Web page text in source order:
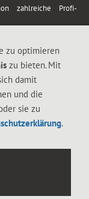
zahlreiche Profi-
sich faszinieren von
Sequenzen,
Vasen, Seilen,
Kloten
zu optimieren
zu bieten. Mit
damit
und die
sie zu
.